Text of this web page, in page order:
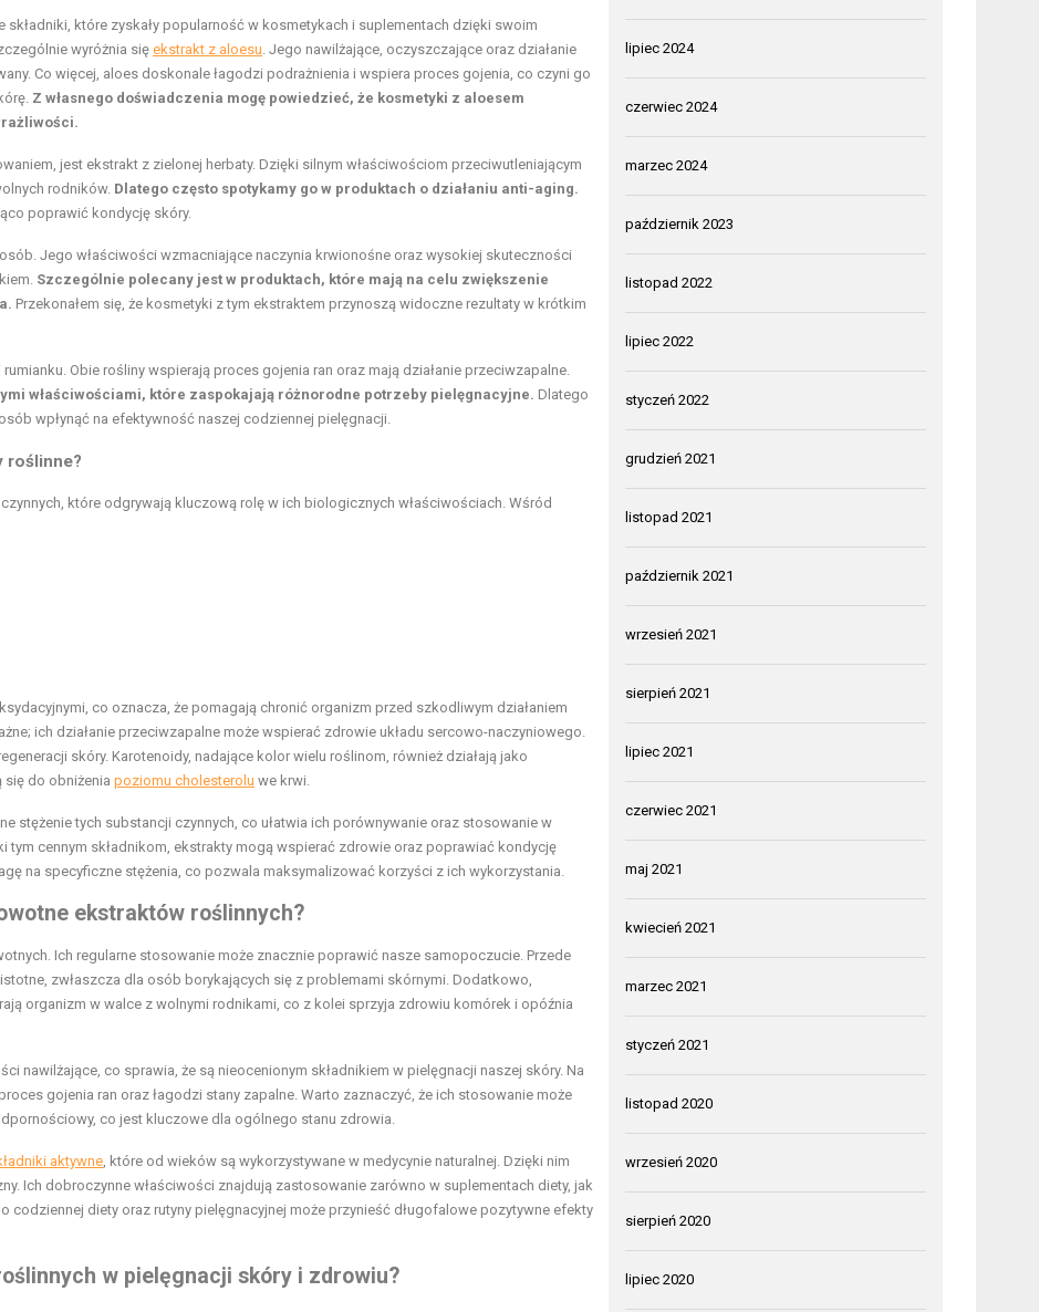
które zyskały popularność w kosmetykach i suplementach dzięki swoim
wyróżnia się ekstrakt z aloesu. Jego nawilżające, oczyszczające oraz działanie
Co więcej, aloes doskonale łagodzi podrażnienia i wspiera proces gojenia, co czyni go
Z własnego doświadczenia mogę powiedzieć, że kosmetyki z aloesem
jest ekstrakt z zielonej herbaty. Dzięki silnym właściwościom przeciwutleniającym
rodników. Dlatego często spotykamy go w produktach o działaniu anti-aging.
poprawić kondycję skóry.
Jego właściwości wzmacniające naczynia krwionośne oraz wysokiej skuteczności
Szczególnie polecany jest w produktach, które mają na celu zwiększenie
Przekonałem się, że kosmetyki z tym ekstraktem przynoszą widoczne rezultaty w krótkim
Obie rośliny wspierają proces gojenia ran oraz mają działanie przeciwzapalne.
właściwościami, które zaspokajają różnorodne potrzeby pielęgnacyjne. Dlatego
wpłynąć na efektywność naszej codziennej pielęgnacji.
roślinne?
które odgrywają kluczową rolę w ich biologicznych właściwościach. Wśród
co oznacza, że pomagają chronić organizm przed szkodliwym działaniem
ich działanie przeciwzapalne może wspierać zdrowie układu sercowo-naczyniowego.
skóry. Karotenoidy, nadające kolor wielu roślinom, również działają jako
do obniżenia poziomu cholesterolu we krwi.
stężenie tych substancji czynnych, co ułatwia ich porównywanie oraz stosowanie w
tym cennym składnikom, ekstrakty mogą wspierać zdrowie oraz poprawiać kondycję
na specyficzne stężenia, co pozwala maksymalizować korzyści z ich wykorzystania.
ekstraktów roślinnych?
Ich regularne stosowanie może znacznie poprawić nasze samopoczucie. Przede
zwłaszcza dla osób borykających się z problemami skórnymi. Dodatkowo,
organizm w walce z wolnymi rodnikami, co z kolei sprzyja zdrowiu komórek i opóźnia
nawilżające, co sprawia, że są nieocenionym składnikiem w pielęgnacji naszej skóry. Na
gojenia ran oraz łagodzi stany zapalne. Warto zaznaczyć, że ich stosowanie może
co jest kluczowe dla ogólnego stanu zdrowia.
aktywne, które od wieków są wykorzystywane w medycynie naturalnej. Dzięki nim
Ich dobroczynne właściwości znajdują zastosowanie zarówno w suplementach diety, jak
codziennej diety oraz rutyny pielęgnacyjnej może przynieść długofalowe pozytywne efekty
w pielęgnacji skóry i zdrowiu?
lipiec 2024
czerwiec 2024
marzec 2024
październik 2023
listopad 2022
lipiec 2022
styczeń 2022
grudzień 2021
listopad 2021
październik 2021
wrzesień 2021
sierpień 2021
lipiec 2021
czerwiec 2021
maj 2021
kwiecień 2021
marzec 2021
styczeń 2021
listopad 2020
wrzesień 2020
sierpień 2020
lipiec 2020